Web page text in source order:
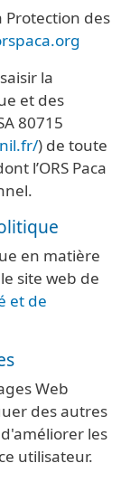
Protection des
la
et des
80715
) de toute
l’ORS Paca
en matière
site web de
et de
Web
des autres
les
utilisateur.